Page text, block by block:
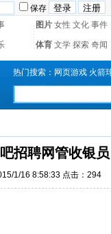
保存
图片 女性 文化 事件
体育 文学 探索 奇闻
热门搜索： 网页游戏 火箭
招聘网管收银员
1/16 8:58:33 点击： 294